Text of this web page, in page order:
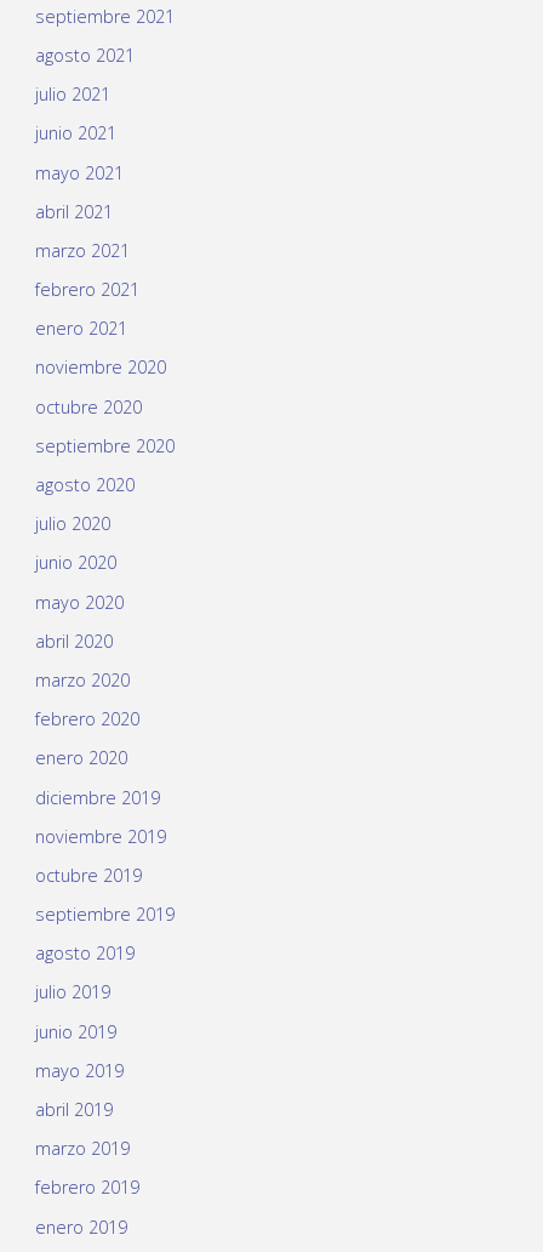
septiembre 2021
agosto 2021
julio 2021
junio 2021
mayo 2021
abril 2021
marzo 2021
febrero 2021
enero 2021
noviembre 2020
octubre 2020
septiembre 2020
agosto 2020
julio 2020
junio 2020
mayo 2020
abril 2020
marzo 2020
febrero 2020
enero 2020
diciembre 2019
noviembre 2019
octubre 2019
septiembre 2019
agosto 2019
julio 2019
junio 2019
mayo 2019
abril 2019
marzo 2019
febrero 2019
enero 2019